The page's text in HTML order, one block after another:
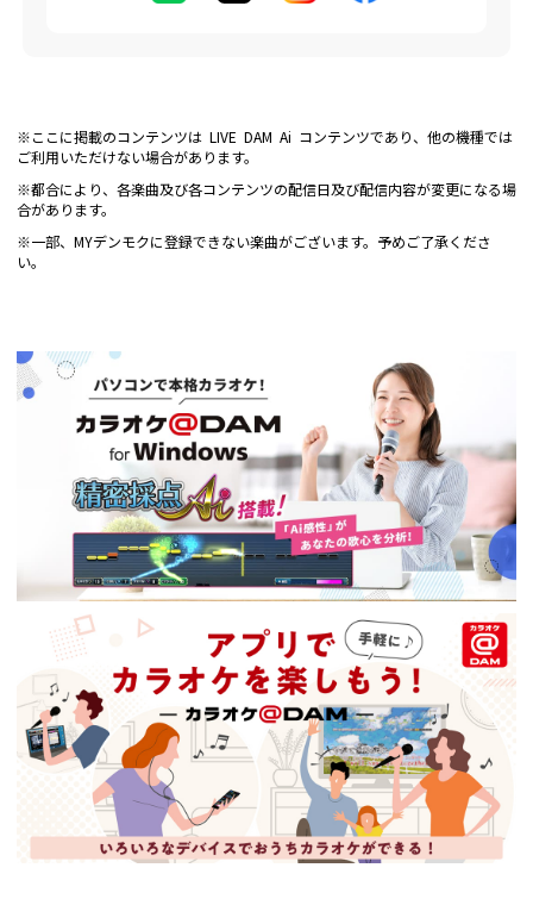
※ここに掲載のコンテンツは LIVE DAM Ai コンテンツであり、他の機種では
ご利用いただけない場合があります。
※都合により、各楽曲及び各コンテンツの配信日及び配信内容が変更になる場
合があります。
※一部、MYデンモクに登録できない楽曲がございます。予めご了承くださ
い。